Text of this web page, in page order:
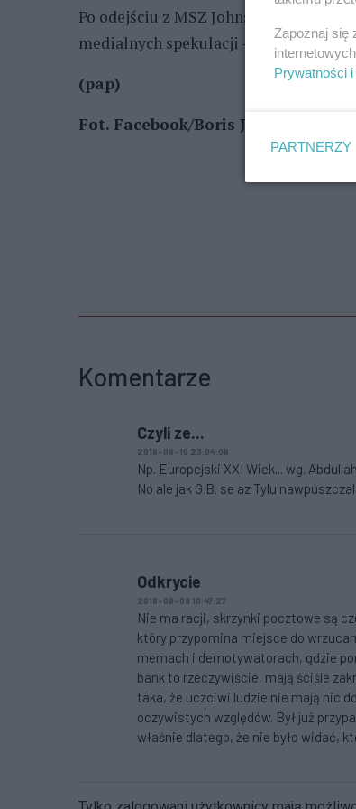
Po odejściu z MSZ Johnson wrócił na
medialnych spekulacji – otrzymuje
(pap)
Fot. Facebook/Boris Johnson
Komentarze
Czyli ze...
2018-08-10 23:04:08
Np. Europejski XXI Wiek... wg.
No ale jak G.B. se az Tylu
Odkrycie
2018-08-09 10:47:27
Nie ma racji, skrzynki pocztowe są
który przypomina miejsce do
memach i demotywatorach, gdzie
bank to rzeczywiście, mają ściśle
taka, że uczciwi ludzie nie mają nic
oczywistych względów. Był już
właśnie dlatego, że nie było widać,
Zapoznaj się
Prywatności
PARTNERZY